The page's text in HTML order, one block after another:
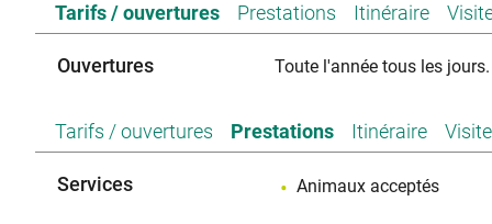
L'atmosphère calme invite à l'observation des petites
verdoyants. Poursuivez votre parcours, traversez une
perspective magique sur Rochemaure et son château
expérience à part. Laissez-vous séduire par ce coin
et laissez-vous guider par la magie de ce bout de
inoubliable.
Attitude pendant la
Tarifs / ouvertures Prestations Itinéraire
Ouvertures Toute l'année tous les jours.
Tarifs / ouvertures Prestations Itinéraire
Services Animaux acceptés